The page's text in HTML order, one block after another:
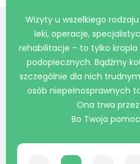
Wizyty u wszelkiego
leki, operacje,
rehabilitacje – to tylko
podopiecznych. Bądźmy
szczególnie dla nich
osób niepełnosprawnych
Ona trwa
Bo Twoja